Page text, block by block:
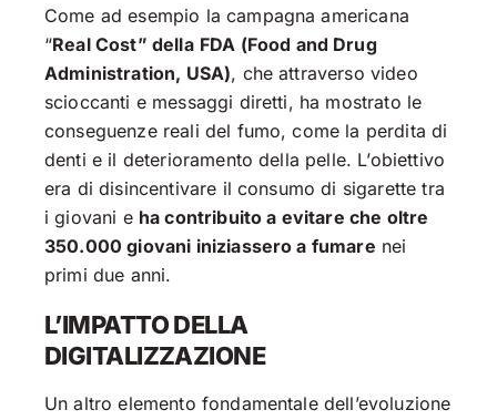
Come ad esempio la campagna americana
“Real Cost” della FDA (Food and Drug
Administration, USA), che attraverso video
scioccanti e messaggi diretti, ha mostrato le
conseguenze reali del fumo, come la perdita di
denti e il deterioramento della pelle. L’obiettivo
era di disincentivare il consumo di sigarette tra
i giovani e ha contribuito a evitare che oltre
350.000 giovani iniziassero a fumare nei
primi due anni.
L’IMPATTO DELLA
DIGITALIZZAZIONE
Un altro elemento fondamentale dell’evoluzione